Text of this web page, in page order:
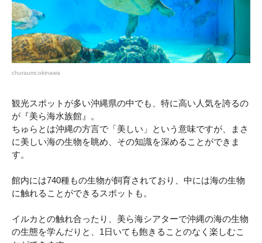
churaumi.okinawa
観光スポットが多い沖縄県の中でも、特に高い人気を誇るの
が『美ら海水族館』。
ちゅらとは沖縄の方言で「美しい」という意味ですが、まさ
に美しい海の生物を眺め、その知識を深めることができま
す。
館内には740種もの生物が飼育されており、中には海の生物
に触れることができるスポットも。
イルカとの触れ合ったり、美ら海シアターで沖縄の海の生物
の生態を学んだりと、1日いても飽きることのなく楽しむこ